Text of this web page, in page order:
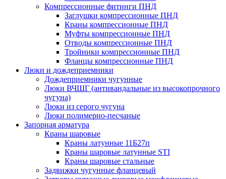
Компрессионные фитинги ПНД
Заглушки компрессионные ПНД
Краны компрессионные ПНД
Муфты компрессионные ПНД
Отводы компрессионные ПНД
Тройники компрессионные ПНД
Фланцы компрессионные ПНД
Люки и дождеприемники
Дождеприемники чугунные
Люки ВЧШГ (антивандальные из высокопрочного
чугуна)
Люки из серого чугуна
Люки полимерно-песчаные
Запорная арматура
Краны шаровые
Краны латунные 11Б27п
Краны шаровые латунные STI
Краны шаровые стальные
Задвижки чугунные фланцевый